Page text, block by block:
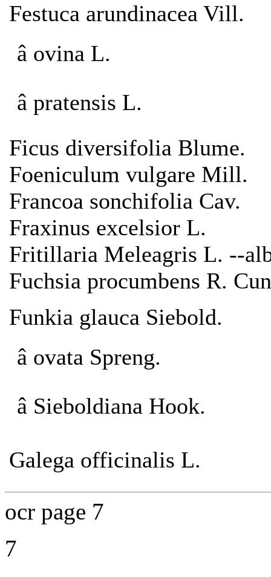
Festuca arundinacea Vill.
â ovina L.
â pratensis L.
Ficus diversifolia Blume.
Foeniculum vulgare Mill.
Francoa sonchifolia Cav.
Fraxinus excelsior L.
Fritillaria Meleagris L. --
Fuchsia procumbens R.
Funkia glauca Siebold.
â ovata Spreng.
â Sieboldiana Hook.
Galega officinalis L.
ocr page 7
7